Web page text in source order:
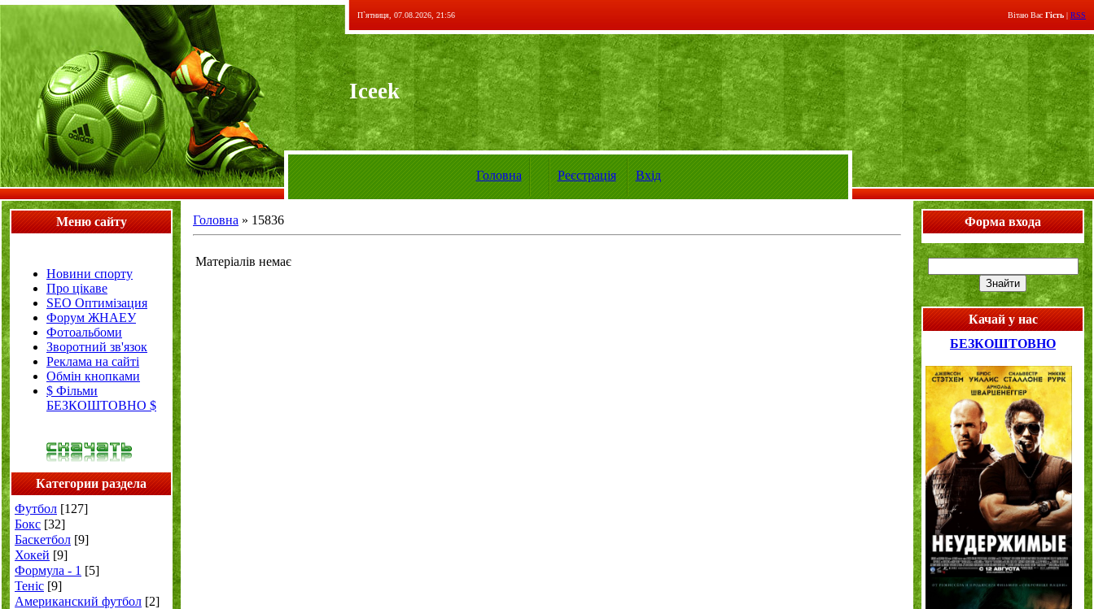
П`ятниця, 07.08.2026, 21:56 Вітаю Вас Гість | RSS
Iceek
Головна Реєстрація Вхід
Меню сайту
Новини спорту
Про цікаве
SEO Оптимізация
Форум ЖНАЕУ
Фотоальбоми
Зворотний зв'язок
Реклама на сайті
Обмін кнопками
$ Фільми
БЕЗКОШТОВНО $
Категории раздела
Футбол [127]
Бокс [32]
Баскетбол [9]
Хокей [9]
Формула - 1 [5]
Теніс [9]
Американский футбол [2]
Головна » 15836
Матеріалів немає
Форма входа
Качай у нас
БЕЗКОШТОВНО